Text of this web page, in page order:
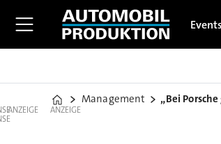
Events
Home
Management „Bei
ANZEIGE ANZEIGE